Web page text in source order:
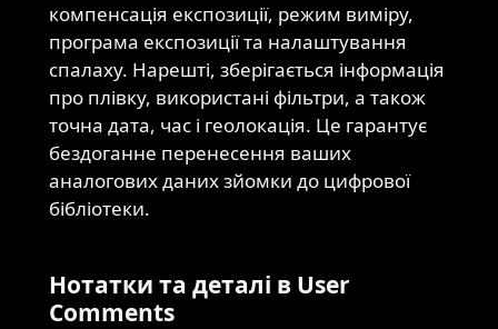
компенсація експозиції, режим виміру,
програма експозиції та налаштування
спалаху. Нарешті, зберігається інформація
про плівку, використані фільтри, а також
точна дата, час і геолокація. Це гарантує
бездоганне перенесення ваших
аналогових даних зйомки до цифрової
бібліотеки.
Нотатки та деталі в User
Comments